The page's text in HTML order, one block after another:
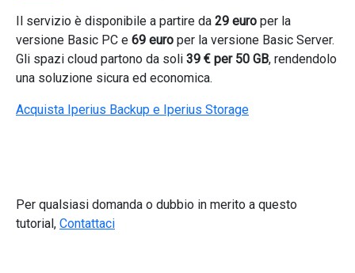
Il servizio è disponibile a partire da 29 euro per la
versione Basic PC e 69 euro per la versione Basic Server.
Gli spazi cloud partono da soli 39 € per 50 GB, rendendolo
una soluzione sicura ed economica.
Acquista Iperius Backup e Iperius Storage
Per qualsiasi domanda o dubbio in merito a questo
tutorial, Contattaci